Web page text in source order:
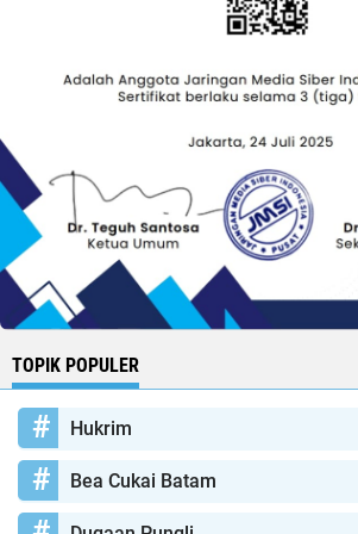
TOPIK POPULER
Hukrim
Bea Cukai Batam